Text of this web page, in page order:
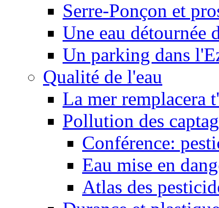
Serre-Ponçon et
Une eau détournée
Un parking dans
Qualité de l'eau
La mer remplacera
Pollution des
Conférence:
Eau mise en
Atlas des